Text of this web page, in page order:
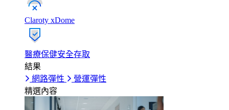
Claroty xDome
醫療保健安全存取
結果
網路彈性
營運彈性
精選內容